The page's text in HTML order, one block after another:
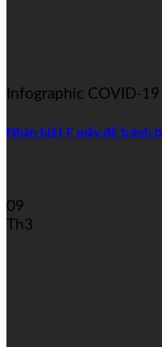
Infographic COVID-19
Nhận biết F mấy để tránh
09
Th3